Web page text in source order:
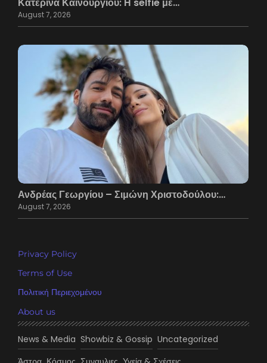
Κατερίνα Καινούργιου: Η selfie με…
August 7, 2026
Ανδρέας Γεωργίου – Σιμώνη Χριστοδούλου:…
August 7, 2026
Privacy Policy
Terms of Use
Πολιτική Περιεχομένου
About us
News & Media Showbiz & Gossip Uncategorized